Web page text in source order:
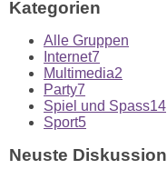
Kategorien
Alle Gruppen
Internet7
Multimedia2
Party7
Spiel und Spass14
Sport5
Neuste Diskussion